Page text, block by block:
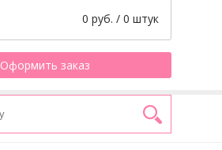
0 руб. / 0 штук
Оформить заказ